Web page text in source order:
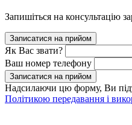
Запишіться на консультацію
Записатися на прийом
Як Вас звати?
Ваш номер телефону
Записатися на прийом
Надсилаючи цю форму, Ви
Політикою передавання і